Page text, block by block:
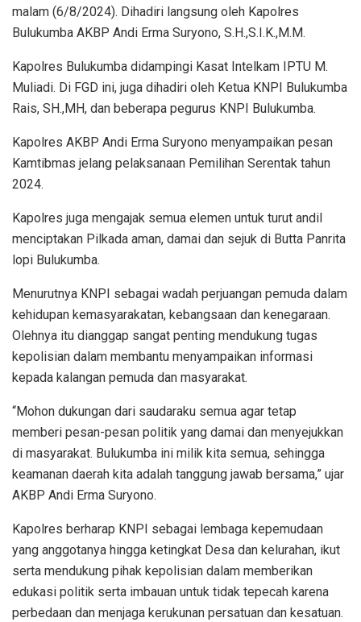
malam (6/8/2024). Dihadiri langsung oleh Kapolres
Bulukumba AKBP Andi Erma Suryono, S.H.,S.I.K.,M.M.
Kapolres Bulukumba didampingi Kasat Intelkam IPTU M.
Muliadi. Di FGD ini, juga dihadiri oleh Ketua KNPI Bulukumba
Rais, SH.,MH, dan beberapa pegurus KNPI Bulukumba.
Kapolres AKBP Andi Erma Suryono menyampaikan pesan
Kamtibmas jelang pelaksanaan Pemilihan Serentak tahun
2024.
Kapolres juga mengajak semua elemen untuk turut andil
menciptakan Pilkada aman, damai dan sejuk di Butta Panrita
lopi Bulukumba.
Menurutnya KNPI sebagai wadah perjuangan pemuda dalam
kehidupan kemasyarakatan, kebangsaan dan kenegaraan.
Olehnya itu dianggap sangat penting mendukung tugas
kepolisian dalam membantu menyampaikan informasi
kepada kalangan pemuda dan masyarakat.
“Mohon dukungan dari saudaraku semua agar tetap
memberi pesan-pesan politik yang damai dan menyejukkan
di masyarakat. Bulukumba ini milik kita semua, sehingga
keamanan daerah kita adalah tanggung jawab bersama,” ujar
AKBP Andi Erma Suryono.
Kapolres berharap KNPI sebagai lembaga kepemudaan
yang anggotanya hingga ketingkat Desa dan kelurahan, ikut
serta mendukung pihak kepolisian dalam memberikan
edukasi politik serta imbauan untuk tidak tepecah karena
perbedaan dan menjaga kerukunan persatuan dan kesatuan.